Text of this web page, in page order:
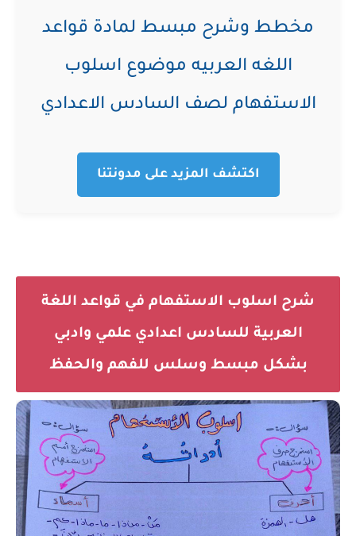
مخطط وشرح مبسط لمادة قواعد
اللغه العربيه موضوع اسلوب
الاستفهام لصف السادس الاعدادي
اكتشف المزيد على مدونتنا
شرح اسلوب الاستفهام في قواعد اللغة
العربية للسادس اعدادي علمي وادبي
بشكل مبسط وسلس للفهم والحفظ